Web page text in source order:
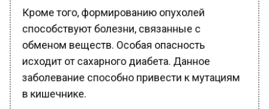
Кроме того, формированию опухолей
способствуют болезни, связанные с
обменом веществ. Особая опасность
исходит от сахарного диабета. Данное
заболевание способно привести к мутациям
в кишечнике.